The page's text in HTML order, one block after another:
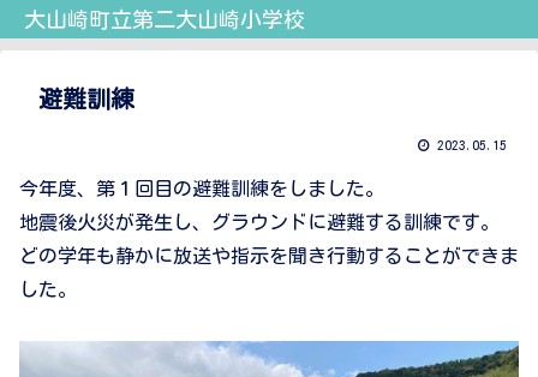
大山崎町立第二大山崎小学校
避難訓練
2023.05.15
今年度、第１回目の避難訓練をしました。
地震後火災が発生し、グラウンドに避難する訓練です。
どの学年も静かに放送や指示を聞き行動することができま
した。